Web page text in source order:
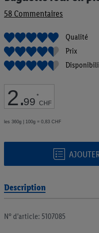
58 Commentaires
Qualité
Prix
2.99 *
CHF
les 360g | 100g = 0,83 CHF
la
d’images
Description
N° d’article: 5107085